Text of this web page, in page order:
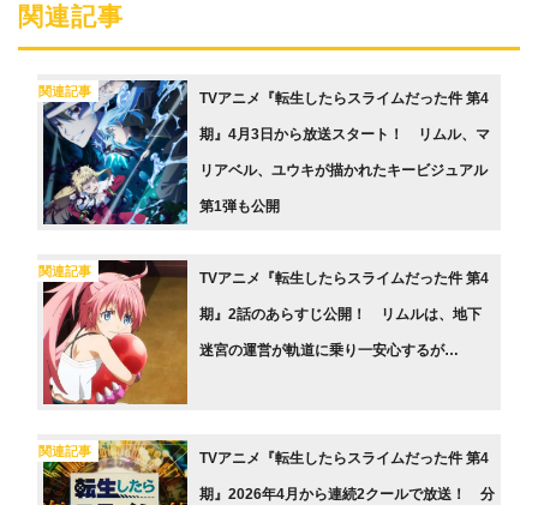
関連記事
関連記事 TVアニメ『転生したらスライムだった件 第4
期』4月3日から放送スタート！ リムル、マ
リアベル、ユウキが描かれたキービジュアル
第1弾も公開
関連記事 TVアニメ『転生したらスライムだった件 第4
期』2話のあらすじ公開！ リムルは、地下
迷宮の運営が軌道に乗り一安心するが…
関連記事 TVアニメ『転生したらスライムだった件 第4
期』2026年4月から連続2クールで放送！ 分